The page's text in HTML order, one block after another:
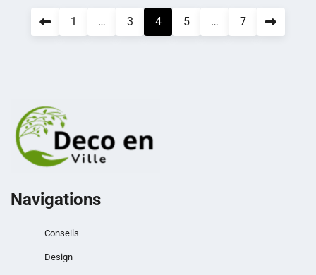
Pagination
des
1 … 3 4 5 … 7
Navigations
Conseils
Design